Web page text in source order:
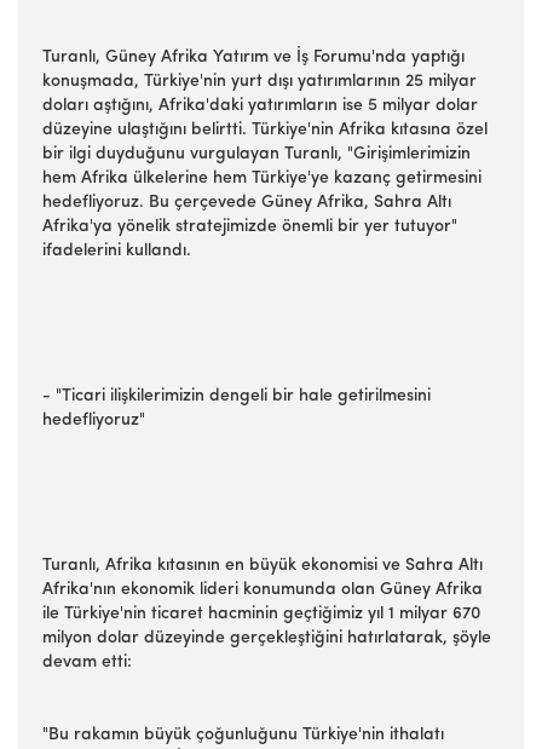
Turanlı, Güney Afrika Yatırım ve İş Forumu'nda yaptığı
konuşmada, Türkiye'nin yurt dışı yatırımlarının 25 milyar
doları aştığını, Afrika'daki yatırımların ise 5 milyar dolar
düzeyine ulaştığını belirtti. Türkiye'nin Afrika kıtasına özel
bir ilgi duyduğunu vurgulayan Turanlı, "Girişimlerimizin
hem Afrika ülkelerine hem Türkiye'ye kazanç getirmesini
hedefliyoruz. Bu çerçevede Güney Afrika, Sahra Altı
Afrika'ya yönelik stratejimizde önemli bir yer tutuyor"
ifadelerini kullandı.
- "Ticari ilişkilerimizin dengeli bir hale getirilmesini
hedefliyoruz"
Turanlı, Afrika kıtasının en büyük ekonomisi ve Sahra Altı
Afrika'nın ekonomik lideri konumunda olan Güney Afrika
ile Türkiye'nin ticaret hacminin geçtiğimiz yıl 1 milyar 670
milyon dolar düzeyinde gerçekleştiğini hatırlatarak, şöyle
devam etti:
"Bu rakamın büyük çoğunluğunu Türkiye'nin ithalatı